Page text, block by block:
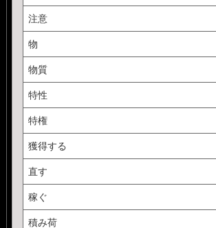
注意
物
物質
特性
特権
獲得する
直す
稼ぐ
積み荷